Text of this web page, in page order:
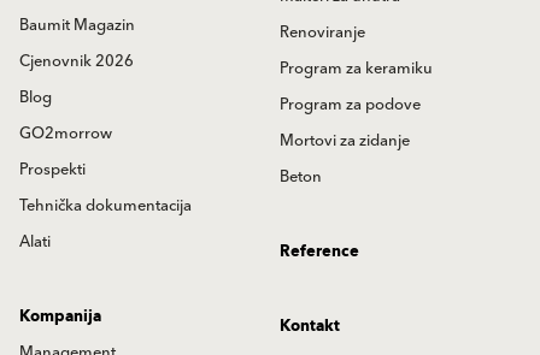
Renoviranje
Program za keramiku
Program za podove
Mortovi za zidanje
Beton
Baumit Magazin
Cjenovnik 2026
Blog
GO2morrow
Prospekti
Tehnička dokumentacija
Alati
Reference
Kompanija
Kontakt